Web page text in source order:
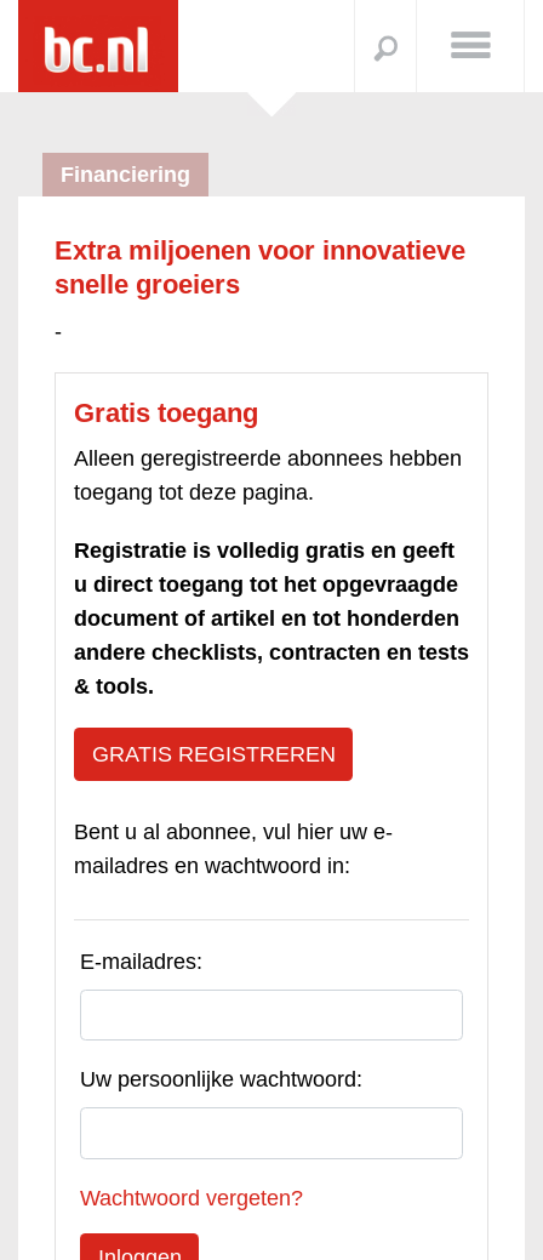
Financiering
Extra miljoenen voor innovatieve
snelle groeiers
-
Gratis toegang
Alleen geregistreerde abonnees hebben
toegang tot deze pagina.
Registratie is volledig gratis en geeft
u direct toegang tot het opgevraagde
document of artikel en tot honderden
andere checklists, contracten en tests
& tools.
GRATIS REGISTREREN
Bent u al abonnee, vul hier uw e-
mailadres en wachtwoord in:
E-mailadres:
Uw persoonlijke wachtwoord:
Wachtwoord vergeten?